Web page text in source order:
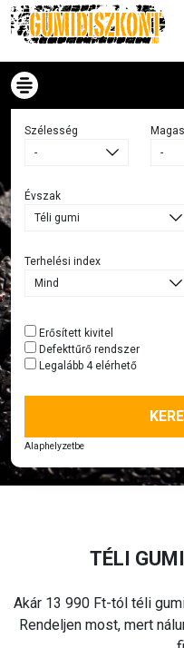
Szélesség
Évszak
Terhelési index
Erősített kivitel
Defekttűrő rendszer
Legalább 4 elérhető
Alaphelyzetbe
TÉLI
Akár 13 990 Ft-tól téli
Rendeljen most, mert